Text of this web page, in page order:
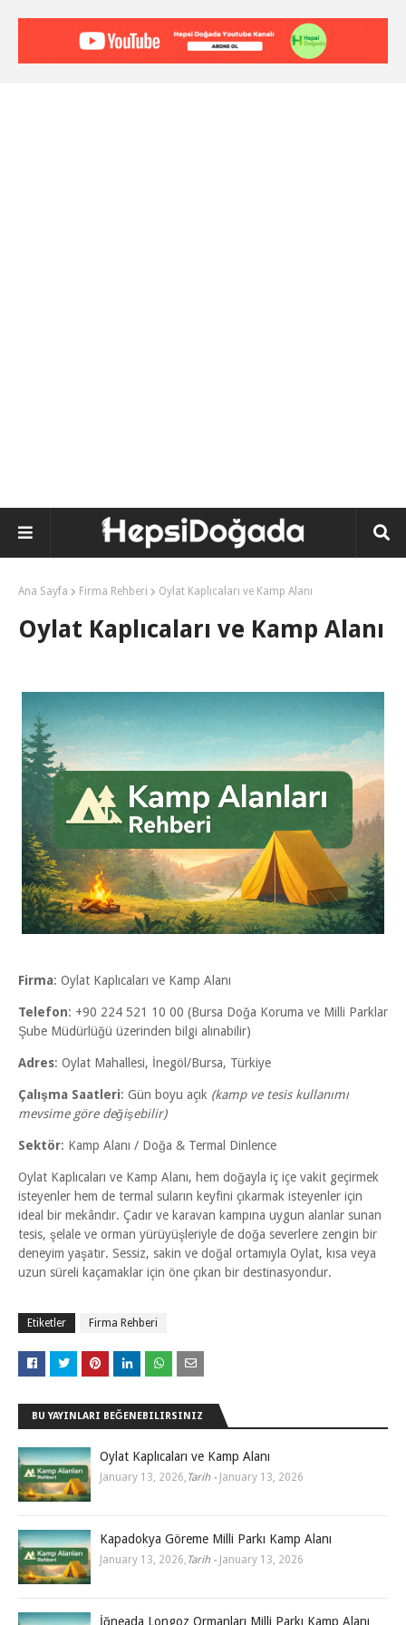
Ana Sayfa Firma Rehberi Oylat Kaplıcaları ve Kamp Alanı
Oylat Kaplıcaları ve Kamp Alanı
Firma: Oylat Kaplıcaları ve Kamp Alanı
Telefon: +90 224 521 10 00 (Bursa Doğa Koruma ve Milli Parklar
Şube Müdürlüğü üzerinden bilgi alınabilir)
Adres: Oylat Mahallesi, İnegöl/Bursa, Türkiye
Çalışma Saatleri: Gün boyu açık (kamp ve tesis kullanımı
mevsime göre değişebilir)
Sektör: Kamp Alanı / Doğa & Termal Dinlence
Oylat Kaplıcaları ve Kamp Alanı, hem doğayla iç içe vakit geçirmek
isteyenler hem de termal suların keyfini çıkarmak isteyenler için
ideal bir mekândır. Çadır ve karavan kampına uygun alanlar sunan
tesis, şelale ve orman yürüyüşleriyle de doğa severlere zengin bir
deneyim yaşatır. Sessiz, sakin ve doğal ortamıyla Oylat, kısa veya
uzun süreli kaçamaklar için öne çıkan bir destinasyondur.
Etiketler Firma Rehberi
BU YAYINLARI BEĞENEBILIRSINIZ
Oylat Kaplıcaları ve Kamp Alanı
January 13, 2026, Tarih - January 13, 2026
Kapadokya Göreme Milli Parkı Kamp Alanı
January 13, 2026, Tarih - January 13, 2026
İğneada Longoz Ormanları Milli Parkı Kamp Alanı